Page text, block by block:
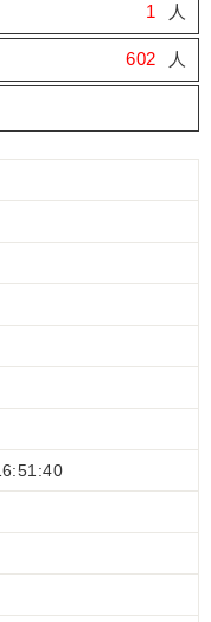
1 人
602 人